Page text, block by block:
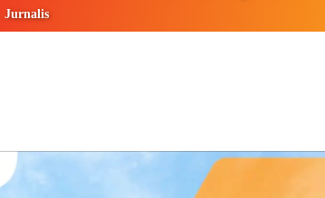
Jurnalis